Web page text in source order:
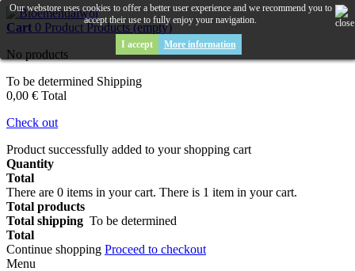
Cart 0 Product Products (empty)
No products
To be determined Shipping
0,00 € Total
Check out
Product successfully added to your shopping cart
Quantity
Total
There are 0 items in your cart. There is 1 item in your cart.
Total products
Total shipping To be determined
Total
Continue shopping Proceed to checkout
Menu
Our webstore uses cookies to offer a better user experience and we recommend you to
accept their use to fully enjoy your navigation.
I accept More information